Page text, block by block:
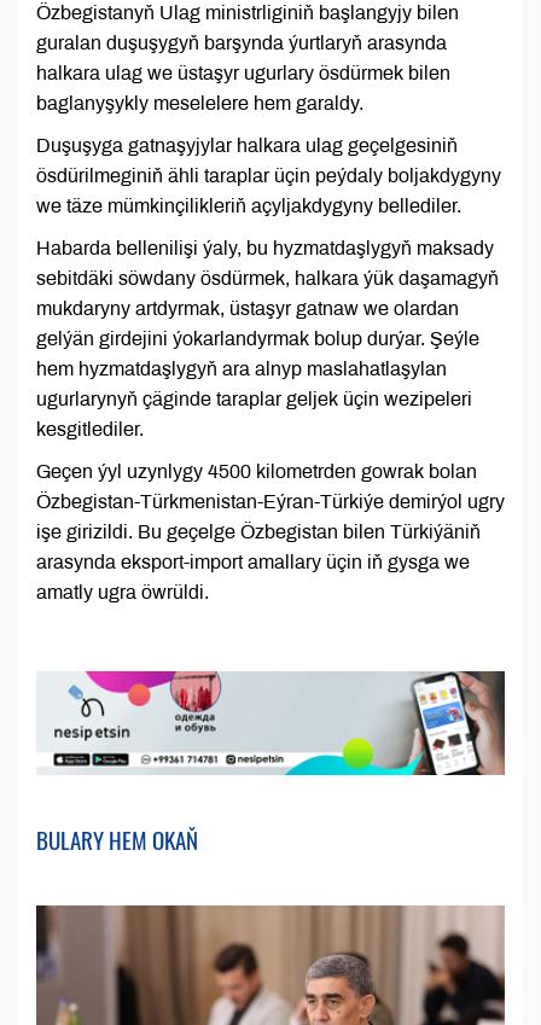
Özbegistanyň Ulag ministrliginiň başlangyjy bilen
guralan duşuşygyň barşynda ýurtlaryň arasynda
halkara ulag we üstaşyr ugurlary ösdürmek bilen
baglanyşykly meselelere hem garaldy.
Duşuşyga gatnaşyjylar halkara ulag geçelgesiniň
ösdürilmeginiň ähli taraplar üçin peýdaly boljakdygyny
we täze mümkinçilikleriň açyljakdygyny bellediler.
Habarda bellenilişi ýaly, bu hyzmatdaşlygyň maksady
sebitdäki söwdany ösdürmek, halkara ýük daşamagyň
mukdaryny artdyrmak, üstaşyr gatnaw we olardan
gelýän girdejini ýokarlandyrmak bolup durýar. Şeýle
hem hyzmatdaşlygyň ara alnyp maslahatlaşylan
ugurlarynyň çäginde taraplar geljek üçin wezipeleri
kesgitlediler.
Geçen ýyl uzynlygy 4500 kilometrden gowrak bolan
Özbegistan-Türkmenistan-Eýran-Türkiýe demirýol ugry
işe girizildi. Bu geçelge Özbegistan bilen Türkiýäniň
arasynda eksport-import amallary üçin iň gysga we
amatly ugra öwrüldi.
BULARY HEM OKAŇ